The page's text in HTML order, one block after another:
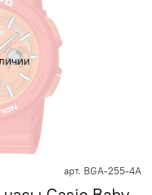
арт. BGA-255-4A